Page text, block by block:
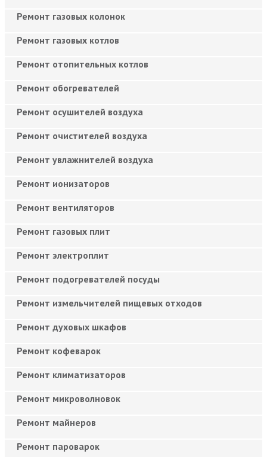
Ремонт газовых колонок
Ремонт газовых котлов
Ремонт отопительных котлов
Ремонт обогревателей
Ремонт осушителей воздуха
Ремонт очистителей воздуха
Ремонт увлажнителей воздуха
Ремонт ионизаторов
Ремонт вентиляторов
Ремонт газовых плит
Ремонт электроплит
Ремонт подогревателей посуды
Ремонт измельчителей пищевых отходов
Ремонт духовых шкафов
Ремонт кофеварок
Ремонт климатизаторов
Ремонт микроволновок
Ремонт майнеров
Ремонт пароварок